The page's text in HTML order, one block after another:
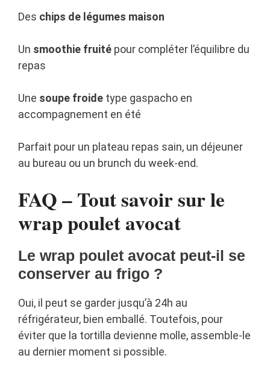
Des chips de légumes maison
Un smoothie fruité pour compléter l’équilibre du
repas
Une soupe froide type gaspacho en
accompagnement en été
Parfait pour un plateau repas sain, un déjeuner
au bureau ou un brunch du week-end.
FAQ – Tout savoir sur le
wrap poulet avocat
Le wrap poulet avocat peut-il se
conserver au frigo ?
Oui, il peut se garder jusqu’à 24h au
réfrigérateur, bien emballé. Toutefois, pour
éviter que la tortilla devienne molle, assemble-le
au dernier moment si possible.